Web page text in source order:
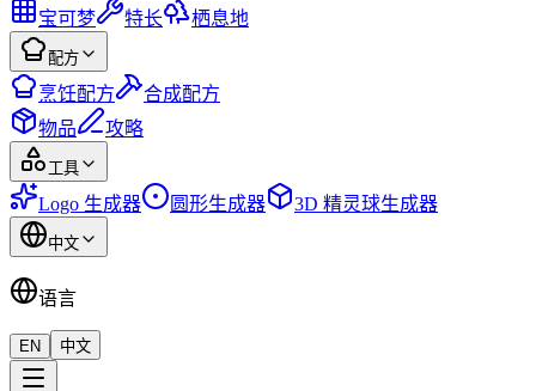
宝可梦
特长 栖息地
配方
烹饪配方
合成配方
物品
攻略
工具
Logo 生成器 圆形生成器 3D 精灵球生成器
中文
语言
EN 中文